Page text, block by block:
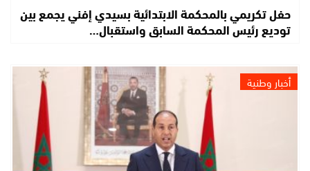
حفل تكريمي بالمحكمة الابتدائية بسيدي إفني يجمع بين
توديع رئيس المحكمة السابق واستقبال…
أخبار وطنية